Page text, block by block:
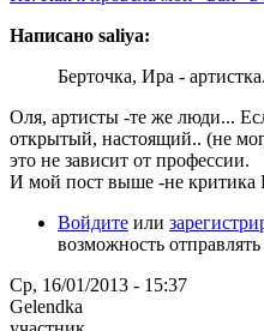
Написано saliya:
Берточка, Ира - артистка.
Оля, артисты -те же люди...
открытый, настоящий.. (не
это не зависит от профессии.
И мой пост выше -не критика
Войдите или
возможность
Ср, 16/01/2013 - 15:37
Gelendka